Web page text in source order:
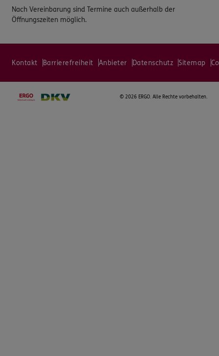
Nach Vereinbarung sind Termine auch außerhalb der
Öffnungszeiten möglich.
Kontakt Barrierefreiheit Anbieter Datenschutz Sitemap
© 2026 ERGO. Alle Rechte vorbehalten.